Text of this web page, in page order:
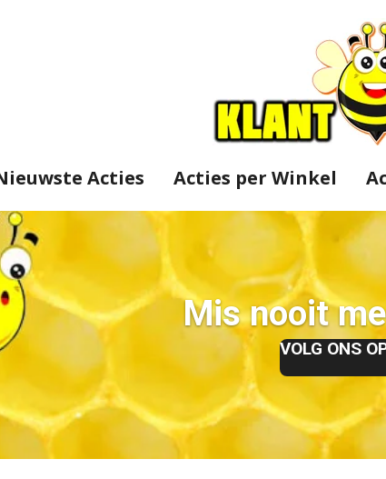
Acties Acties per Winkel
Mis nooit
VOLG ONS